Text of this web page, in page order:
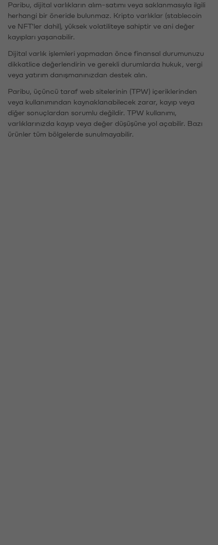
Paribu, dijital varlıkların alım-satımı veya saklanmasıyla ilgili
herhangi bir öneride bulunmaz. Kripto varlıklar (stablecoin
ve NFT'ler dahil), yüksek volatiliteye sahiptir ve ani değer
kayıpları yaşanabilir.
Dijital varlık işlemleri yapmadan önce finansal durumunuzu
dikkatlice değerlendirin ve gerekli durumlarda hukuk, vergi
veya yatırım danışmanınızdan destek alın.
Paribu, üçüncü taraf web sitelerinin (TPW) içeriklerinden
veya kullanımından kaynaklanabilecek zarar, kayıp veya
diğer sonuçlardan sorumlu değildir. TPW kullanımı,
varlıklarınızda kayıp veya değer düşüşüne yol açabilir. Bazı
ürünler tüm bölgelerde sunulmayabilir.